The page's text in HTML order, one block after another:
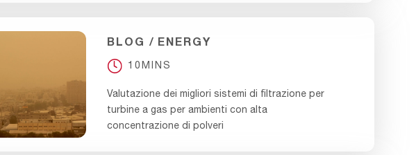
BLOG ENERGY
10MINS
Valutazione dei migliori sistemi di filtrazione per
turbine a gas per ambienti con alta
concentrazione di polveri